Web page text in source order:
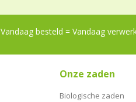
Vandaag besteld = Vandaag
Onze zaden
Biologische zaden